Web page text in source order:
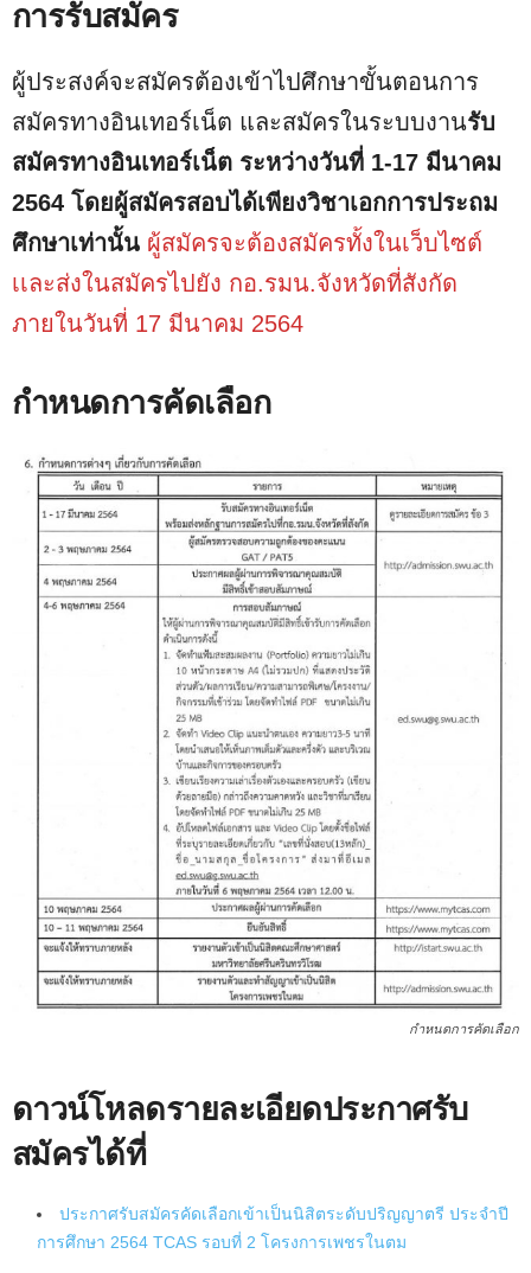
การรับสมัคร
ผู้ประสงค์จะสมัครต้องเข้าไปศึกษาขั้นตอนการ
สมัครทางอินเทอร์เน็ต และสมัครในระบบงานรับ
สมัครทางอินเทอร์เน็ต ระหว่างวันที่ 1-17 มีนาคม
2564 โดยผู้สมัครสอบได้เพียงวิชาเอกการประถม
ศึกษาเท่านั้น ผู้สมัครจะต้องสมัครทั้งในเว็บไซต์
เเละส่งในสมัครไปยัง กอ.รมน.จังหวัดที่สังกัด
ภายในวันที่ 17 มีนาคม 2564
กำหนดการคัดเลือก
กำหนดการคัดเลือก
ดาวน์โหลดรายละเอียดประกาศรับ
สมัครได้ที่
ประกาศรับสมัครคัดเลือกเข้าเป็นนิสิตระดับปริญญาตรี ประจำปี
การศึกษา 2564 TCAS รอบที่ 2 โครงการเพชรในตม